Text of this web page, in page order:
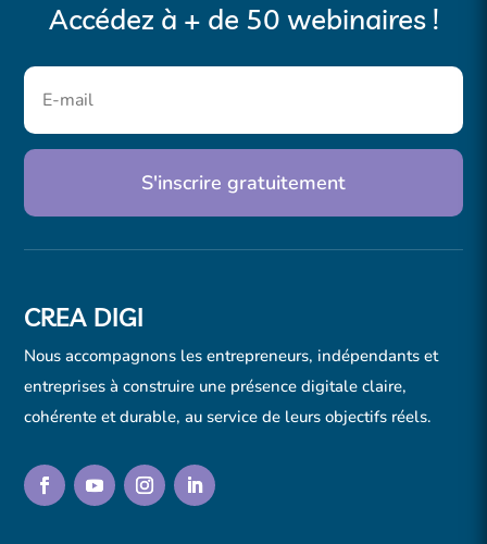
Accédez à + de 50 webinaires !
S'inscrire gratuitement
CREA DIGI
Nous accompagnons les entrepreneurs, indépendants et
entreprises à construire une présence digitale claire,
cohérente et durable, au service de leurs objectifs réels.